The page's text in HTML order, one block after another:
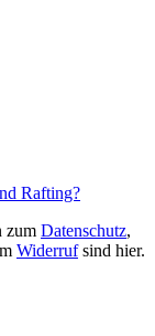
Rafting?
zum Datenschutz,
Widerrufsind hier.